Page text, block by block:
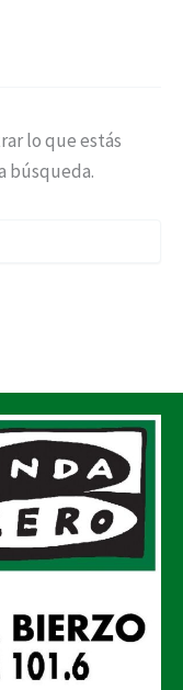
lo que estás
búsqueda.